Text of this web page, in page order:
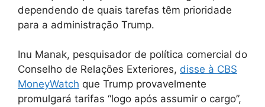
dependendo de quais tarefas têm prioridade
para a administração Trump.
Inu Manak, pesquisador de política comercial do
Conselho de Relações Exteriores, disse à CBS
MoneyWatch que Trump provavelmente
promulgará tarifas “logo após assumir o cargo”,